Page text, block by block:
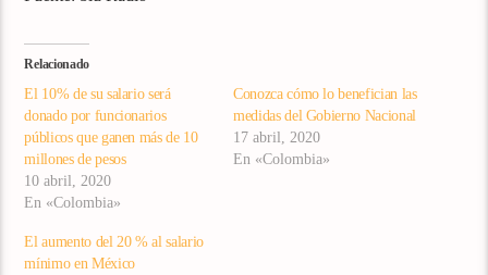
Relacionado
El 10% de su salario será
donado por funcionarios
públicos que ganen más de 10
millones de pesos
10 abril, 2020
En «Colombia»
Conozca cómo lo benefician las
medidas del Gobierno Nacional
17 abril, 2020
En «Colombia»
El aumento del 20 % al salario
mínimo en México